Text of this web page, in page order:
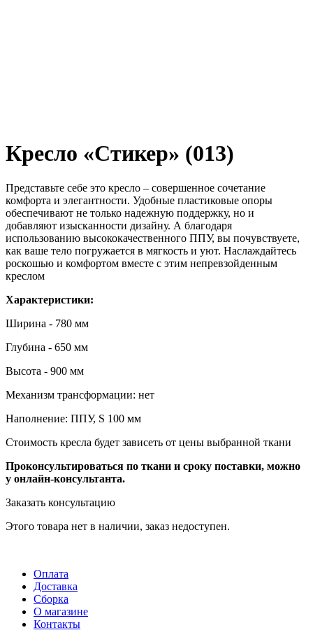
Кресло «Стикер» (013)
Представьте себе это кресло – совершенное сочетание
комфорта и элегантности. Удобные пластиковые опоры
обеспечивают не только надежную поддержку, но и
добавляют изысканности дизайну. А благодаря
использованию высококачественного ППУ, вы почувствуете,
как ваше тело погружается в мягкость и уют. Наслаждайтесь
роскошью и комфортом вместе с этим непревзойденным
креслом
Характеристики:
Ширина - 780 мм
Глубина - 650 мм
Высота - 900 мм
Механизм трансформации: нет
Наполнение: ППУ, S 100 мм
Стоимость кресла будет зависеть от цены выбранной ткани
Проконсультироваться по ткани и сроку поставки, можно
у онлайн-консультанта.
Заказать консультацию
Этого товара нет в наличии, заказ недоступен.
Оплата
Доставка
Сборка
О магазине
Контакты